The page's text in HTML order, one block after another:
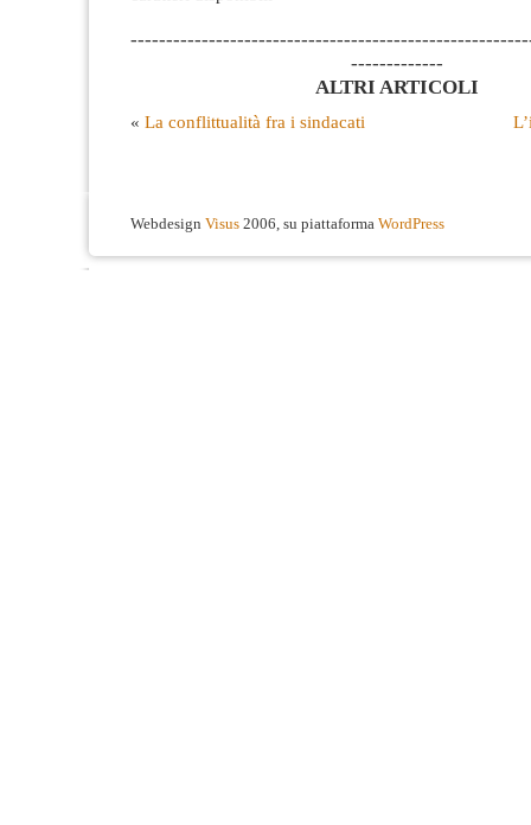
-------------
ALTRI ARTICOLI
« La conflittualità fra i sindacati
Webdesign Visus 2006, su piattaforma WordPress